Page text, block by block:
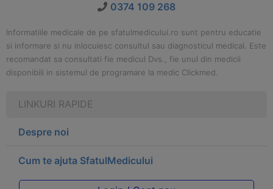
0374 109 268
Informatiile medicale de pe sfatulmedicului.ro sunt pentru educatie
si informare si nu inlocuiesc consultul sau diagnosticul medical. Este
recomandat sa consultati fie medicul Dvs., fie unul din medicii
disponibili in sistemul de programare la medic Clickmed.
LINKURI RAPIDE
Despre noi
Cum te ajuta SfatulMedicului